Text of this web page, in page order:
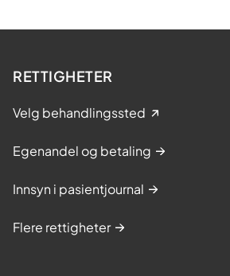
RETTIGHETER
Velg behandlingssted
Egenandel og betaling
Innsyn i pasientjournal
Flere rettigheter